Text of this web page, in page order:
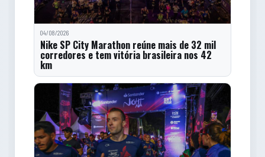
04/08/2026
Nike SP City Marathon reúne mais de 32 mil
corredores e tem vitória brasileira nos 42
km